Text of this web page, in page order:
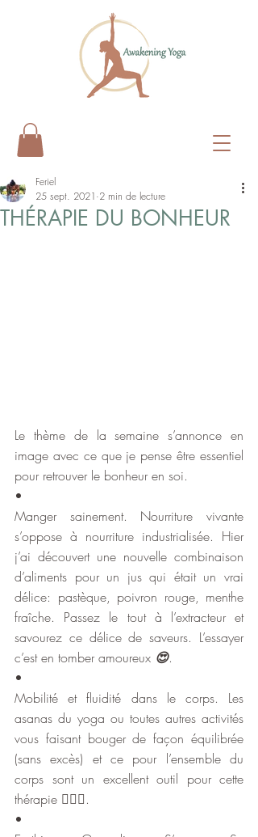
THÉRAPIE DU BONHEUR
Feriel
25 sept. 2021 2 min de lecture
Le thème de la semaine s’annonce en
image avec ce que je pense être essentiel
pour retrouver le bonheur en soi.
•
Manger sainement. Nourriture vivante
s’oppose à nourriture industrialisée. Hier
j’ai découvert une nouvelle combinaison
d’aliments pour un jus qui était un vrai
délice: pastèque, poivron rouge, menthe
fraîche. Passez le tout à l’extracteur et
savourez ce délice de saveurs. L’essayer
c’est en tomber amoureux 😍.
•
Mobilité et fluidité dans le corps. Les
asanas du yoga ou toutes autres activités
vous faisant bouger de façon équilibrée
(sans excès) et ce pour l’ensemble du
corps sont un excellent outil pour cette
thérapie 🏃🏼‍♀️.
•